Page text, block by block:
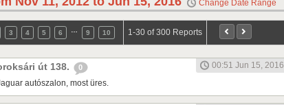
Change Date Range
3 4 5 6 9 10 1-30 of 300 Reports
út 138. 0
00:51 Jun 15, 2016
autószalon, most üres.